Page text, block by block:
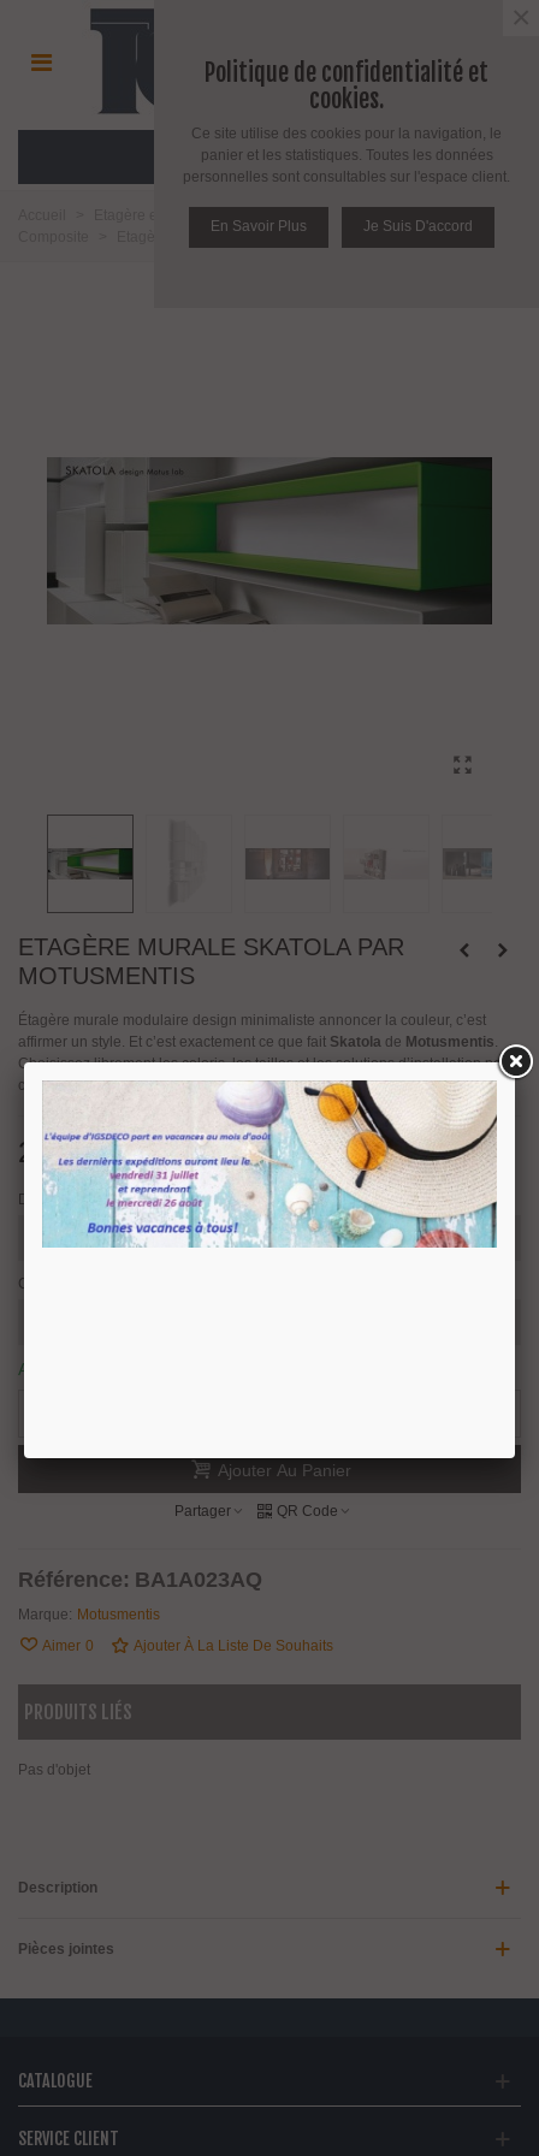
MENU
ETAGÈRE MURALE SKATOLA PAR
MOTUSMENTIS
Étagère murale modulaire design minimaliste annoncer la couleur, c’est
affirmer un style. Et c’est exactement ce que fait Skatola de Motusmentis.
Choisissez librement les coloris, les tailles et les solutions d’installation pour
concevoir l’étagère qui vous ressemble.
237,89 € TTC
Dimension
Couleur
Article disponible sous 15/30 jours ouvrés.
Ajouter Au Panier
Partager QR Code
Référence: BA1A023AQ
Marque: Motusmentis
Aimer 0 Ajouter À La Liste De Souhaits
PRODUITS LIÉS
Pas d'objet
Description
Pièces jointes
CATALOGUE
SERVICE CLIENT
Politique de confidentialité et
cookies.
Ce site utilise des cookies pour la navigation, le
panier et les statistiques. Toutes les données
personnelles sont consultables sur l'espace client.
En Savoir Plus Je Suis D'accord